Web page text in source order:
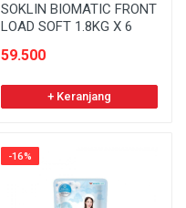
SOKLIN BIOMATIC FRONT
LOAD SOFT 1.8KG X 6
59.500
+ Keranjang
-16%